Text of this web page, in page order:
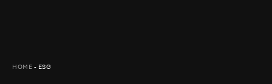
HOME - ESG